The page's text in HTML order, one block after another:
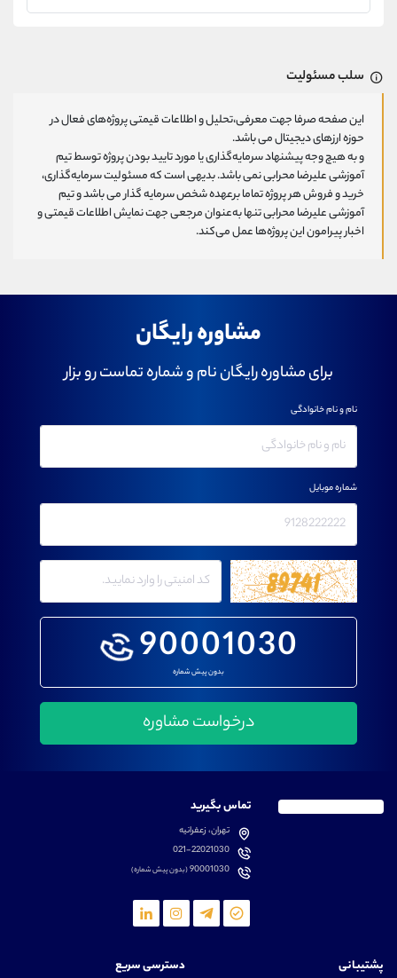
سلب مسئولیت
این صفحه صرفا جهت معرفی،تحلیل و اطلاعات قیمتی پروژه‌های فعال در
حوزه ارزهای دیجیتال می باشد.
و به هیچ وجه پیشنهاد سرمایه‌گذاری یا مورد تایید بودن پروژه توسط تیم
آموزشی علیرضا محرابی نمی باشد. بدیهی است که مسئولیت سرمایه‌گذاری،
خرید و فروش هر پروژه تماما برعهده شخص سرمایه گذار می باشد و تیم
آموزشی علیرضا محرابی تنها به‌عنوان مرجعی جهت نمایش اطلاعات قیمتی و
اخبار پیرامون این پروژه‌‌ها عمل می‌کند.
مشاوره رایگان
برای مشاوره رایگان نام و شماره تماست رو بزار
90001030
بدون پیش شماره
نام و نام خانوادگی
شماره موبایل
تماس بگیرید
تهران، زعفرانیه
021-22021030
90001030(بدون پیش شماره)
پشتیبانی دسترسی سریع